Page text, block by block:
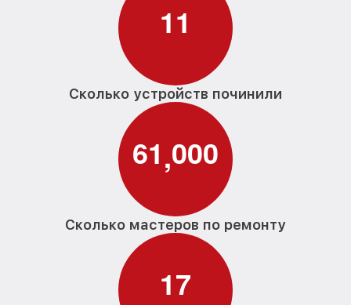
11
Сколько устройств починили
61,000
Сколько мастеров по ремонту
17